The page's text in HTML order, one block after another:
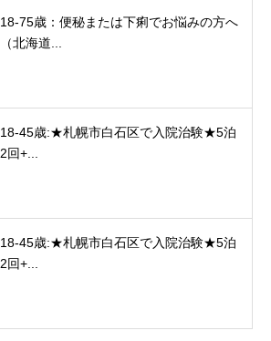
18-75歳：便秘または下痢でお悩みの方へ
（北海道...
18-45歳:★札幌市白石区で入院治験★5泊
2回+...
18-45歳:★札幌市白石区で入院治験★5泊
2回+...